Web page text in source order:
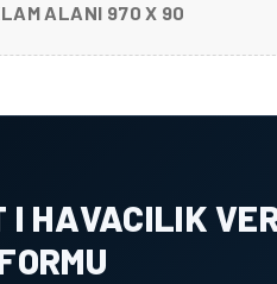
ALANI 970 X 90
I HAVACILIK